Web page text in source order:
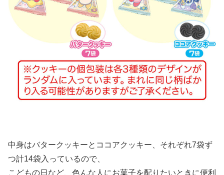
中身はバタークッキーとココアクッキー、それぞれ7袋ず
つ計14袋入っているので、
こどもの日など、色んな人にお菓子を配りたいときに便利